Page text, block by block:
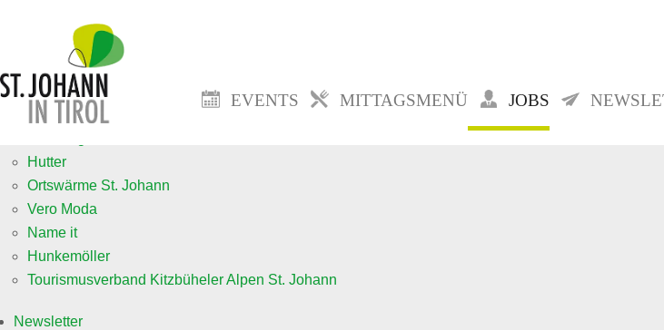
EVENTS MITTAGSMENÜ JOBS
Veranstaltung anmelden neu
Mittagsmenü
Jobs
Hutter
Ortswärme St. Johann
Vero Moda
Name it
Hunkemöller
Tourismusverband Kitzbüheler Alpen St. Johann
Newsletter